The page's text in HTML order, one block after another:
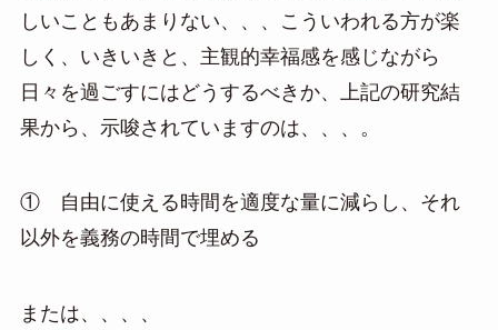
しいこともあまりない、、、こういわれる方が楽
しく、いきいきと、主観的幸福感を感じながら
日々を過ごすにはどうするべきか、上記の研究結
果から、示唆されていますのは、、、。
① 自由に使える時間を適度な量に減らし、それ
以外を義務の時間で埋める
または、、、、